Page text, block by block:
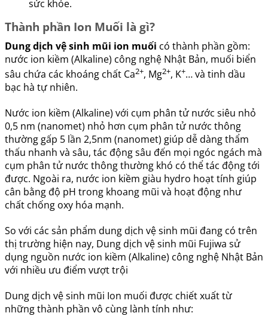
sức khỏe.
Thành phần Ion Muối là gì?
Dung dịch vệ sinh mũi ion muối có thành phần gồm:
nước ion kiềm (Alkaline) công nghệ Nhật Bản, muối biển
sâu chứa các khoáng chất Ca2+, Mg2+, K+… và tinh dầu
bạc hà tự nhiên.
Nước ion kiềm (Alkaline) với cụm phân tử nước siêu nhỏ
0,5 nm (nanomet) nhỏ hơn cụm phân tử nước thông
thường gấp 5 lần 2,5nm (nanomet) giúp dễ dàng thẩm
thấu nhanh và sâu, tác động sâu đến mọi ngóc ngách mà
cụm phân tử nước thông thường khó có thể tác động tới
được. Ngoài ra, nước ion kiềm giàu hydro hoạt tính giúp
cân bằng độ pH trong khoang mũi và hoạt động như
chất chống oxy hóa mạnh.
So với các sản phẩm dung dịch vệ sinh mũi đang có trên
thị trường hiện nay, Dung dịch vệ sinh mũi Fujiwa sử
dụng nguồn nước ion kiềm (Alkaline) công nghệ Nhật Bản
với nhiều ưu điểm vượt trội
Dung dịch vệ sinh mũi Ion muối được chiết xuất từ
những thành phần vô cùng lành tính như: